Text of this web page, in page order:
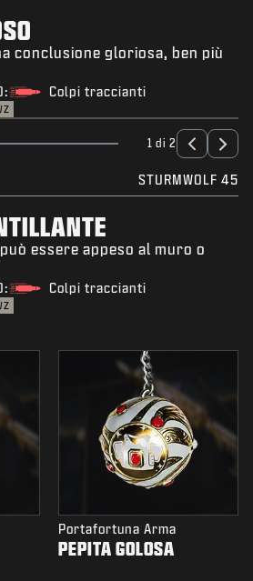
conclusione gloriosa, ben più
Colpi traccianti
1 di 2
STURMWOLF 45
essere appeso al muro o
Colpi traccianti
Portafortuna Arma
PEPITA GOLOSA